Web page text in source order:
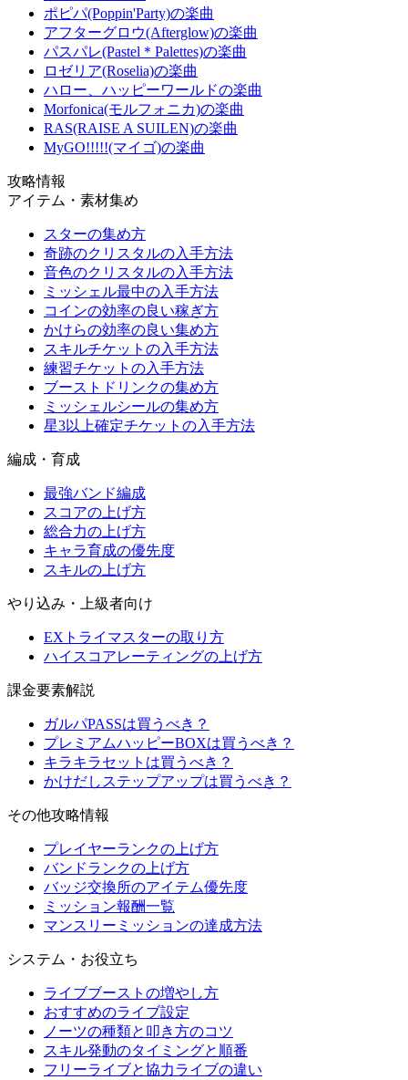
ポピパ(Poppin'Party)の楽曲
アフターグロウ(Afterglow)の楽曲
パスパレ(Pastel＊Palettes)の楽曲
ロゼリア(Roselia)の楽曲
ハロー、ハッピーワールドの楽曲
Morfonica(モルフォニカ)の楽曲
RAS(RAISE A SUILEN)の楽曲
MyGO!!!!!(マイゴ)の楽曲
攻略情報
アイテム・素材集め
スターの集め方
奇跡のクリスタルの入手方法
音色のクリスタルの入手方法
ミッシェル最中の入手方法
コインの効率の良い稼ぎ方
かけらの効率の良い集め方
スキルチケットの入手方法
練習チケットの入手方法
ブーストドリンクの集め方
ミッシェルシールの集め方
星3以上確定チケットの入手方法
編成・育成
最強バンド編成
スコアの上げ方
総合力の上げ方
キャラ育成の優先度
スキルの上げ方
やり込み・上級者向け
EXトライマスターの取り方
ハイスコアレーティングの上げ方
課金要素解説
ガルパPASSは買うべき？
プレミアムハッピーBOXは買うべき？
キラキラセットは買うべき？
かけだしステップアップは買うべき？
その他攻略情報
プレイヤーランクの上げ方
バンドランクの上げ方
バッジ交換所のアイテム優先度
ミッション報酬一覧
マンスリーミッションの達成方法
システム・お役立ち
ライブブーストの増やし方
おすすめのライブ設定
ノーツの種類と叩き方のコツ
スキル発動のタイミングと順番
フリーライブと協力ライブの違い